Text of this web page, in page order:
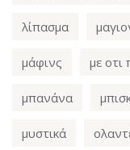
λίπασμα
μάφινς με οτι
μπανάνα
μυστικά